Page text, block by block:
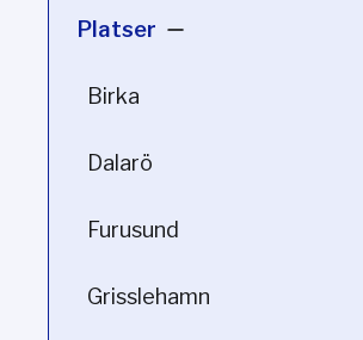
Platser
Birka
Dalarö
Furusund
Grisslehamn